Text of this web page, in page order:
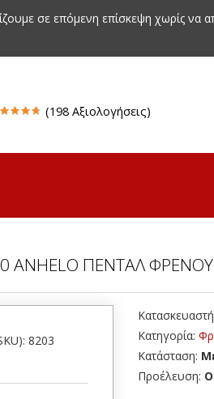
σε επόμενη επίσκεψη χωρίς να
(198 Αξιολογήσεις)
ANHELO ΠΕΝΤΑΛ ΦΡΕΝΟΥ
8203
Κατηγορία:
Κατάσταση:
Προέλευση: